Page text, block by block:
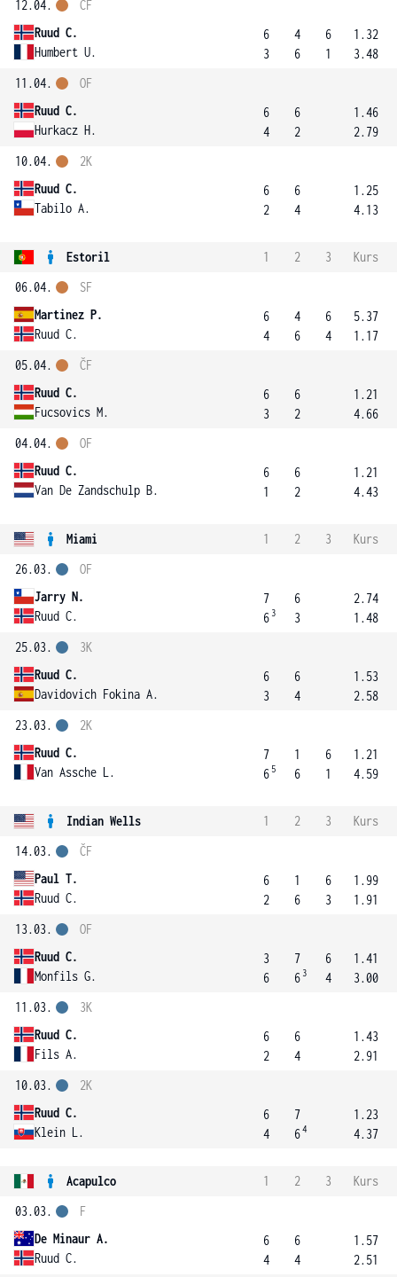
12.04.
Ruud C.
Humbert U.
ČF
6
3
4
6
6
1
1.32
3.48
11.04.
Ruud C.
Hurkacz H.
OF
6
4
6
2
1.46
2.79
10.04.
Ruud C.
Tabilo A.
2K
6
2
6
4
1.25
4.13
Estoril 1 2 3
Kurs
06.04.
Martinez P.
Ruud C.
SF
6
4
4
6
6
4
5.37
1.17
05.04.
Ruud C.
Fucsovics M.
ČF
6
3
6
2
1.21
4.66
04.04.
Ruud C.
Van De Zandschulp B.
OF
6
1
6
2
1.21
4.43
Miami 1 2 3
Kurs
26.03.
Jarry N.
Ruud C.
OF
7
6 3
6
3
2.74
1.48
25.03.
Ruud C.
Davidovich Fokina A.
3K
6
3
6
4
1.53
2.58
23.03.
Ruud C.
Van Assche L.
2K
7
6 5
1
6
6
1
1.21
4.59
Indian Wells 1 2 3
Kurs
14.03.
Paul T.
Ruud C.
ČF
6
2
1
6
6
3
1.99
1.91
13.03.
Ruud C.
Monfils G.
OF
3
6
7
6 3
6
4
1.41
3.00
11.03.
Ruud C.
Fils A.
3K
6
2
6
4
1.43
2.91
10.03.
Ruud C.
Klein L.
2K
6
4
7
64
1.23
4.37
Acapulco 1 2 3
Kurs
03.03.
De Minaur A.
Ruud C.
F
6
4
6
4
1.57
2.51